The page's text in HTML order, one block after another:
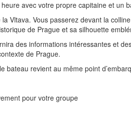
avec votre propre capitaine et un
Vltava. Vous passerez devant la
de Prague et sa silhouette
des informations intéressantes et
de Prague.
revient au même point
pour votre groupe